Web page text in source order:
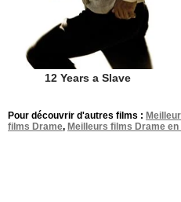
12 Years a Slave
Pour découvrir d'autres films :
films Drame, Meilleurs films Drame en